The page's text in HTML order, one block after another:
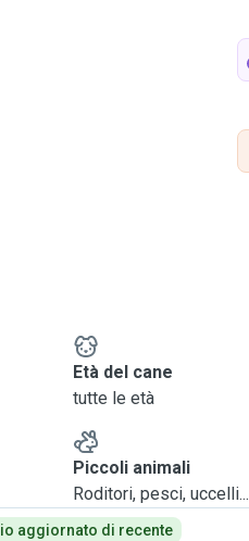
Età del cane
tutte le età
Piccoli animali
Roditori, pesci, uccelli...
aggiornato di recente